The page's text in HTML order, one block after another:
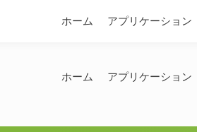
ホーム アプリケーション
ホーム アプリケーション